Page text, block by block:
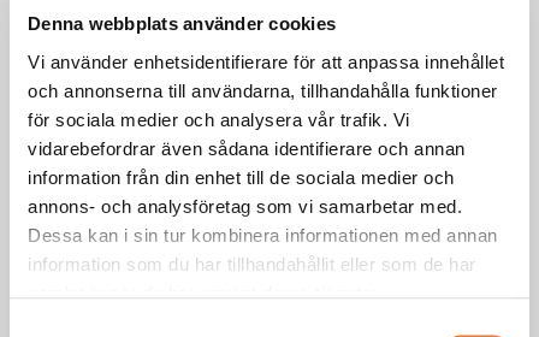
Denna webbplats använder cookies
Vi använder enhetsidentifierare för att anpassa innehållet
och annonserna till användarna, tillhandahålla funktioner
för sociala medier och analysera vår trafik. Vi
vidarebefordrar även sådana identifierare och annan
information från din enhet till de sociala medier och
annons- och analysföretag som vi samarbetar med.
Dessa kan i sin tur kombinera informationen med annan
information som du har tillhandahållit eller som de har
Läs mer
CE-märkning - byggprodukter
Sedan 2013 är det obligatoriskt med CE-märkning av